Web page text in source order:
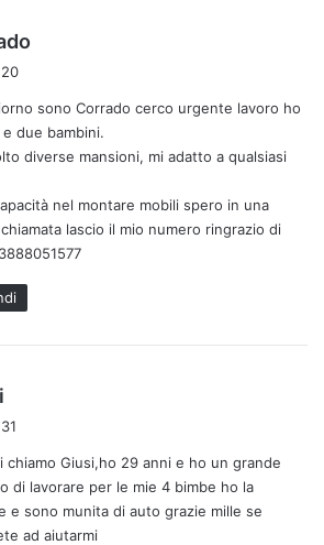
e
t
t
:
sono Corrado cerco urgente lavoro ho
e due bambini.
diverse mansioni, mi adatto a qualsiasi
nel montare mobili spero in una
lascio il mio numero ringrazio di
e
t
t
chiamo Giusi,ho 29 anni e ho un grande
di lavorare per le mie 4 bimbe ho la
e sono munita di auto grazie mille se
ad aiutarmi